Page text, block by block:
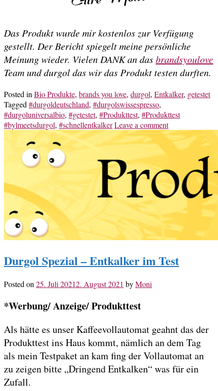
Das Produkt wurde mir kostenlos zur Verfügung
gestellt. Der Bericht spiegelt meine persönliche
Meinung wieder. Vielen DANK an dasbrandsyoulove
Team und durgol das wir das Produkt testen durften.
Posted in Bio Produkte, brands you love, durgol, Entkalker, getestet
Tagged #durgoldeutschland, #durgolswissespresso,
#durgoluniversalbio, #getestet, #Produkttest, #Produkttest
#bylmeetsdurgol, #schnellentkalkerLeave a comment
Durgol Spezial – Entkalker im Test
Posted on 25. Juli 20212. August 2021 byMoni
*Werbung/ Anzeige/ Produkttest
Als hätte es unser Kaffeevollautomat geahnt das der
Produkttest ins Haus kommt, nämlich an dem Tag
als mein Testpaket an kam fing der Vollautomat an
zu zeigen bitte „Dringend Entkalken“ was für ein
Zufall.